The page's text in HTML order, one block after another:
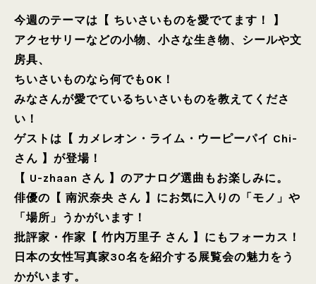
今週のテーマは【 ちいさいものを愛でてます！ 】
アクセサリーなどの小物、小さな生き物、シールや文
房具、
ちいさいものなら何でもOK！
みなさんが愛でているちいさいものを教えてくださ
い！
ゲストは【 カメレオン・ライム・ウーピーパイ Chi-
さん 】が登場！
【 U-zhaan さん 】のアナログ選曲もお楽しみに。
俳優の【 南沢奈央 さん 】にお気に入りの「モノ」や
「場所」うかがいます！
批評家・作家【 竹内万里子 さん 】にもフォーカス！
日本の女性写真家30名を紹介する展覧会の魅力をう
かがいます。